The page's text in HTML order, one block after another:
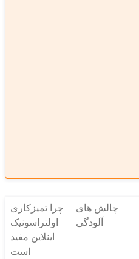
چالش های
آلودگی
چرا تمیزکاری
اولتراسونیک
اینلاین مفید
است